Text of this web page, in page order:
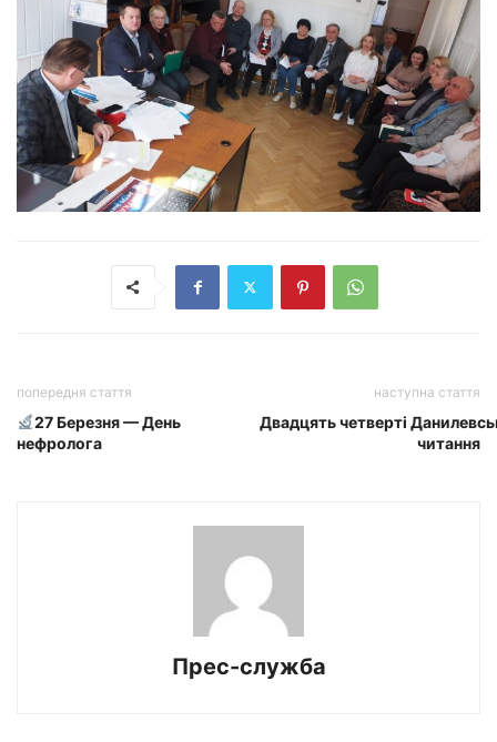
попередня стаття
27 Березня — День
нефролога
наступна стаття
Двадцять четверті
читання
Прес-служба